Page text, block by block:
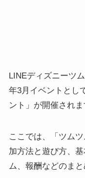
LINEディズニーツ
年3月イベントとし
ント」が開催されま
ここでは、「ツム
加方法と遊び方、
ム、報酬などのまと